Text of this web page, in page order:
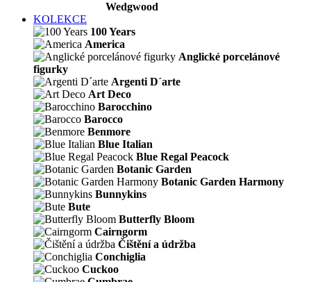
Wedgwood
KOLEKCE
100 Years
America
Anglické porcelánové
figurky
Argenti D´arte
Art Deco
Barocchino
Barocco
Benmore
Blue Italian
Blue Regal Peacock
Botanic Garden
Botanic Garden Harmony
Bunnykins
Bute
Butterfly Bloom
Cairngorm
Čištění a údržba
Conchiglia
Cuckoo